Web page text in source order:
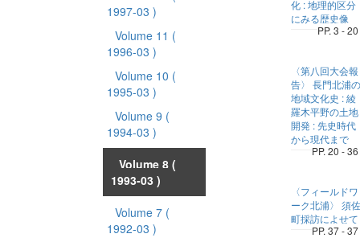
1997-03 )
Volume 11 (
1996-03 )
Volume 10 (
1995-03 )
Volume 9 (
1994-03 )
Volume 8 (
1993-03 )
Volume 7 (
1992-03 )
化 : 地理的区分
にみる歴史像
PP. 3 - 20
〈第八回大会報
告〉 長門北浦の
地域文化史 : 綾
羅木平野の土地
開発 : 先史時代
から現代まで
PP. 20 - 36
〈フィールドワ
ーク北浦〉 須佐
町採訪によせて
PP. 37 - 37